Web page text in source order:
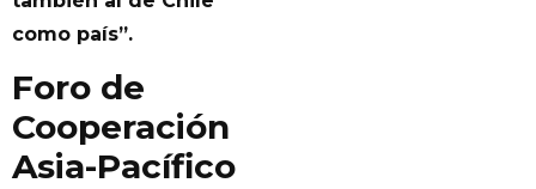
como país”.
Foro de
Cooperación
Asia-Pacífico